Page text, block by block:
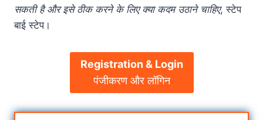
सकती है और इसे ठीक करने के लिए क्या कदम उठाने चाहिए, स्टेप
बाई स्टेप।
Registration & Login
पंजीकरण और लॉगिन